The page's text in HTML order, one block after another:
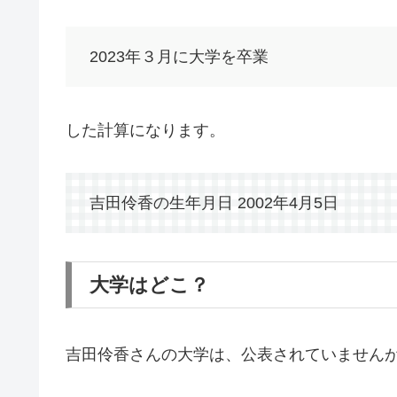
2023年３月に大学を卒業
した計算になります。
吉田伶香の生年月日 2002年4月5日
大学はどこ？
吉田伶香さんの大学は、公表されていません